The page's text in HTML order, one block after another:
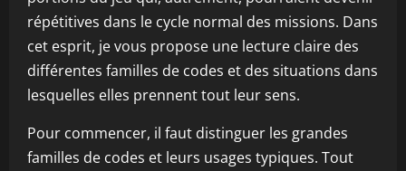
répétitives dans le cycle normal des missions. Dans
cet esprit, je vous propose une lecture claire des
différentes familles de codes et des situations dans
lesquelles elles prennent tout leur sens.
Pour commencer, il faut distinguer les grandes
familles de codes et leurs usages typiques. Tout